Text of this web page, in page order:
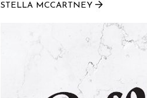
STELLA MCCARTNEY